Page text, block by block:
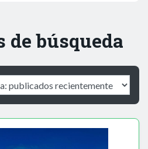
de búsqueda